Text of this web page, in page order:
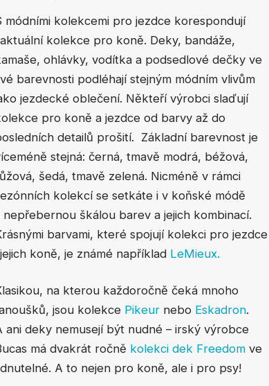
módními kolekcemi pro jezdce korespondují
kolekce pro koně. Deky, bandáže,
ohlávky, vodítka a podsedlové dečky ve
barevnosti podléhají stejným módním vlivům
jezdecké oblečení. Někteří výrobci slaďují
pro koně a jezdce od barvy až do
detailů prošití. Základní barevnost je
stejná: černá, tmavě modrá, béžová,
šedá, tmavě zelená. Nicméně v rámci
kolekcí se setkáte i v koňské módě
nepřebernou škálou barev a jejich kombinací.
barvami, které spojují kolekci pro jezdce
koně, je známé například LeMieux.
na kterou každoročně čeká mnoho
jsou kolekce Pikeur nebo Eskadron.
ani deky nemusejí být nudné – irský výrobce
má dvakrát ročně kolekci dek Freedom ve
A to nejen pro koně, ale i pro psy!